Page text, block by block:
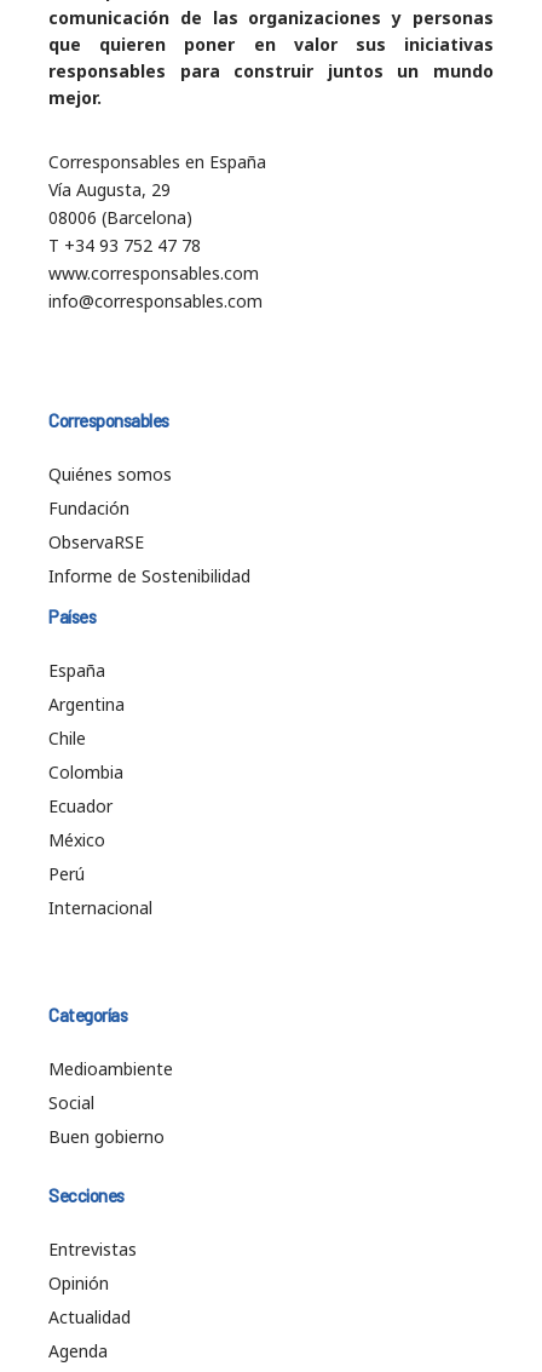
comunicación de las organizaciones y personas
que quieren poner en valor sus iniciativas
responsables para construir juntos un mundo
mejor.
Corresponsables en España
Vía Augusta, 29
08006 (Barcelona)
T +34 93 752 47 78
www.corresponsables.com
info@corresponsables.com
Corresponsables
Quiénes somos
Fundación
ObservaRSE
Informe de Sostenibilidad
Países
España
Argentina
Chile
Colombia
Ecuador
México
Perú
Internacional
Categorías
Medioambiente
Social
Buen gobierno
Secciones
Entrevistas
Opinión
Actualidad
Agenda